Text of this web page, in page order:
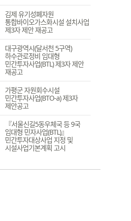
김제 유기성폐자원
통합바이오가스화시설 설치사업
제3자 제안 재공고
대구광역시(달서천 5구역)
하수관로정비 임대형
민간투자사업(BTL) 제3자 제안
재공고
가평군 자원회수시설
민간투자사업(BTO-a) 제3자
제안공고
『서울신길5동우체국 등 9국
임대형 민자사업(BTL)』
민간투자대상사업 지정 및
시설사업기본계획 고시